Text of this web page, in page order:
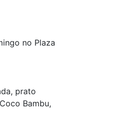
no Plaza
prato
Bambu,